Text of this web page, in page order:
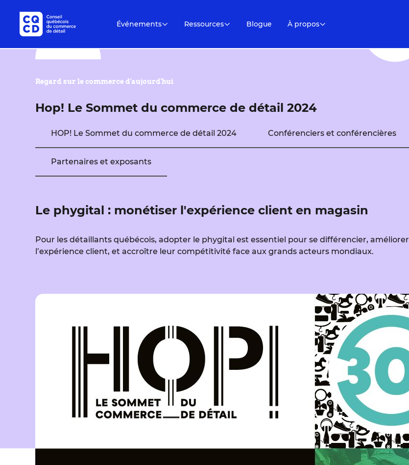
Événements Ressources Blogue À propos
Regard sur le commerce d'aujourd'hui
Hop! Le Sommet du commerce de détail 2024
HOP! Le Sommet du commerce de détail 2024 Conférenciers et conférencières
Partenaires et exposants
Le phygital : monétiser l'expérience client en magasin
Pour les détaillants québécois, adopter le phygital est essentiel pour se différencier, améliorer
l’expérience client, et accroître leur compétitivité face aux grands acteurs mondiaux.